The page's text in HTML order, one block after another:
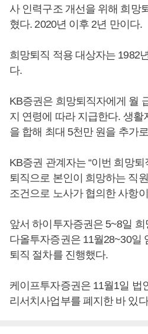
사 인력구조 개선을 위해 희망
혔다. 2020년 이후 2년 만이다.
희망퇴직 적용 대상자는 1982
다.
KB증권은 희망퇴직자에게 월
지 연령에 따라 지급한다. 생
을 합해 최대 5천만 원을 추가
KB증권 관계자는 “이번 희망
퇴직으로 본인이 희망하는 직
조건으로 노사가 협의한 사항
앞서 하이투자증권은 5~8일
다올투자증권은 11월28~30일
퇴직 절차를 진행했다.
케이프투자증권은 11월1일 법
리서치사업부를 폐지한 바 있